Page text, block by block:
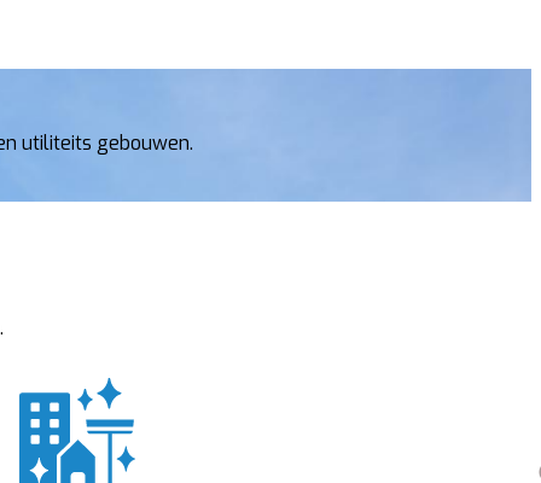
utiliteits gebouwen.